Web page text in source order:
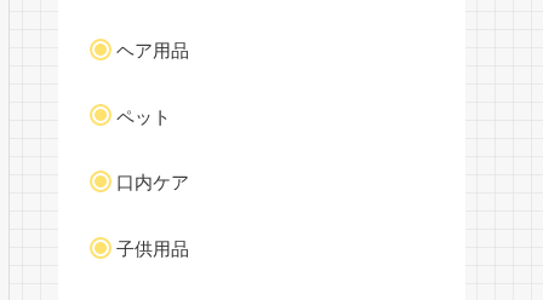
ヘア用品
ペット
口内ケア
子供用品